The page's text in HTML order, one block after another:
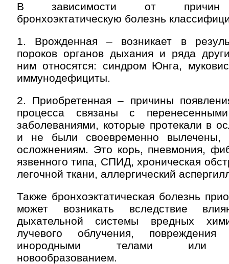
В зависимости от причин
бронхоэктатическую болезнь
1. Врожденная – возникает в
пороков органов дыхания и ряда
ним относятся: синдром Юнга,
иммунодефициты.
2. Приобретенная – причины
процесса связаны с
заболеваниями, которые протекали в
и не были своевременно
осложнениям. Это корь, пневмония,
язвенного типа, СПИД, хроническая
легочной ткани, аллергический
Также бронхоэктатическая болезнь
может возникать вследствие
дыхательной системы вредных
лучевого облучения, повреждения
инородными телами или
новообразованием.